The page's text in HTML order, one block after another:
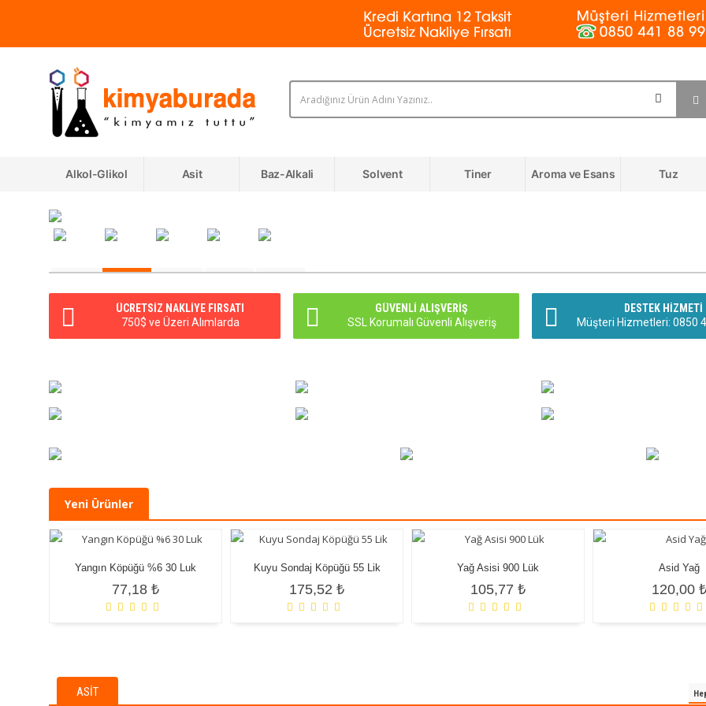
Alkol-Glikol Asit Baz-Alkali Solvent Tiner Aroma ve Esans Tuz
ÜCRETSIZ NAKLIYE FIRSATI
750$ ve Üzeri Alımlarda
GÜVENLI ALIŞVERIŞ
SSL Korumalı Güvenli Alışveriş
DESTEK HIZMETI
Müşteri Hizmetleri: 0850
Yeni Ürünler
Yangın Köpüğü %6 30 Luk
77,18 ₺
Kuyu Sondaj Köpüğü 55 Lik
175,52 ₺
Yağ Asisi 900 Lük
105,77 ₺
Asid Yağ
120,00 ₺
ASIT